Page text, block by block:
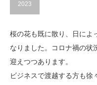
2023
桜の花も既に散り、日によ
なりました。コロナ禍の状
迎えつつあります。
ビジネスで渡越する方も徐